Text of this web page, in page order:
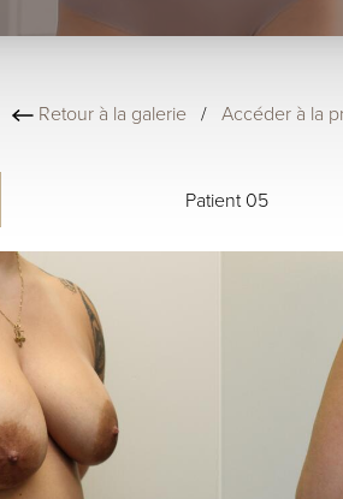
Retour à la galerie/ Accéder à la
Patient 05